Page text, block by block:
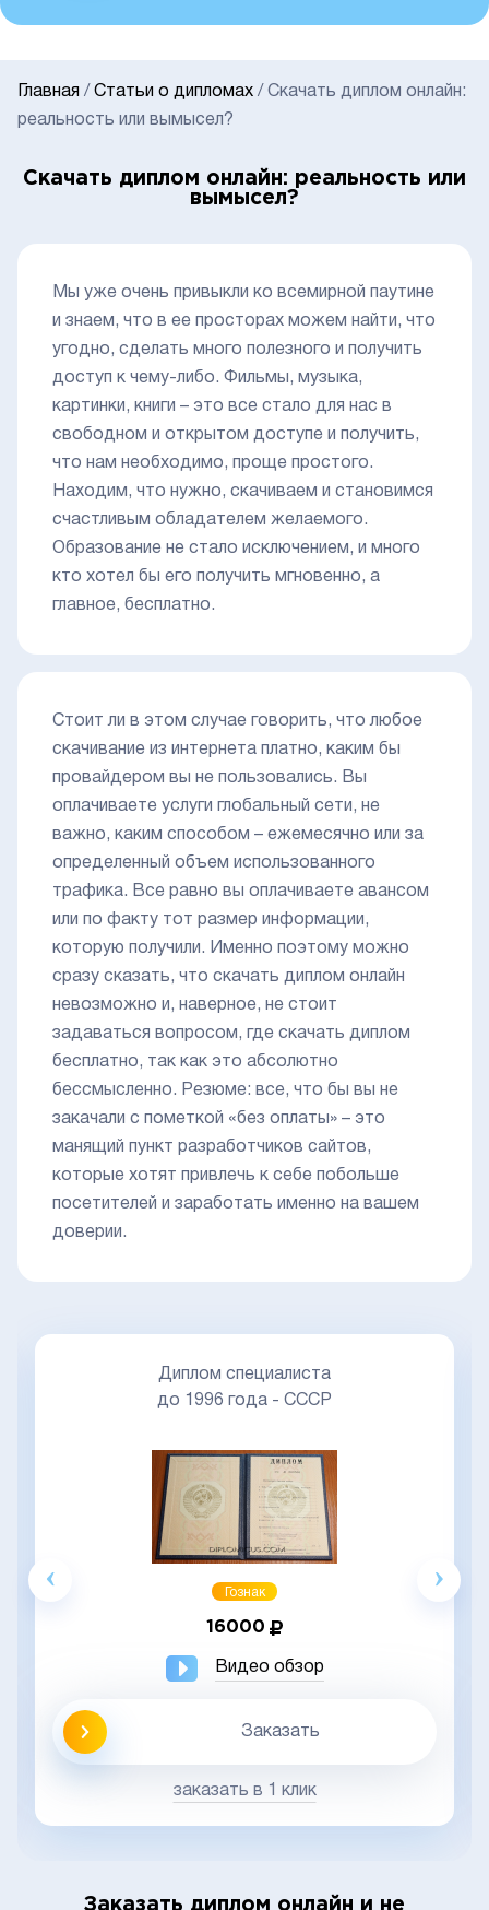
Главная / Статьи о дипломах / Скачать диплом онлайн:
реальность или вымысел?
Скачать диплом онлайн: реальность или
вымысел?
Мы уже очень привыкли ко всемирной паутине
и знаем, что в ее просторах можем найти, что
угодно, сделать много полезного и получить
доступ к чему-либо. Фильмы, музыка,
картинки, книги – это все стало для нас в
свободном и открытом доступе и получить,
что нам необходимо, проще простого.
Находим, что нужно, скачиваем и становимся
счастливым обладателем желаемого.
Образование не стало исключением, и много
кто хотел бы его получить мгновенно, а
главное, бесплатно.
Стоит ли в этом случае говорить, что любое
скачивание из интернета платно, каким бы
провайдером вы не пользовались. Вы
оплачиваете услуги глобальный сети, не
важно, каким способом – ежемесячно или за
определенный объем использованного
трафика. Все равно вы оплачиваете авансом
или по факту тот размер информации,
которую получили. Именно поэтому можно
сразу сказать, что скачать диплом онлайн
невозможно и, наверное, не стоит
задаваться вопросом, где скачать диплом
бесплатно, так как это абсолютно
бессмысленно. Резюме: все, что бы вы не
закачали с пометкой «без оплаты» – это
манящий пункт разработчиков сайтов,
которые хотят привлечь к себе побольше
посетителей и заработать именно на вашем
доверии.
Диплом специалиста
до 1996 года - СССР
Гознак
16000
Видео обзор
Заказать
заказать в 1 клик
Заказать диплом онлайн и не